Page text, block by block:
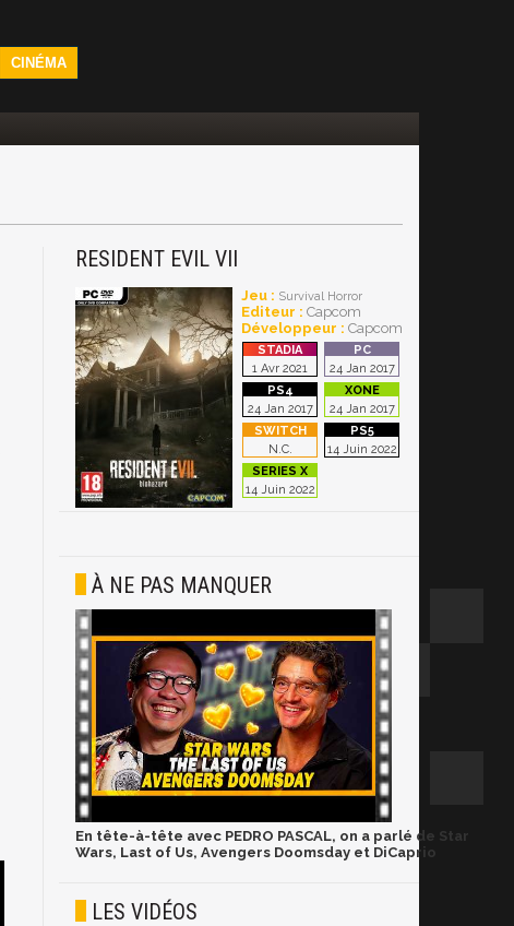
CINÉMA
RESIDENT EVIL VII
Jeu : Survival Horror
Editeur : Capcom
Développeur : Capcom
1 Avr 2021 24 Jan 2017
24 Jan 2017 24 Jan 2017
N.C. 14 Juin 2022
14 Juin 2022
À NE PAS MANQUER
En tête-à-tête avec PEDRO PASCAL, on a parlé de Star
Wars, Last of Us, Avengers Doomsday et DiCaprio
LES VIDÉOS